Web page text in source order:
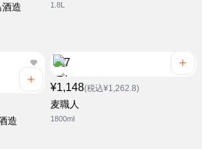
造 1.8L
造
¥1,148(税込¥1,262.8)
麦職人
1800ml